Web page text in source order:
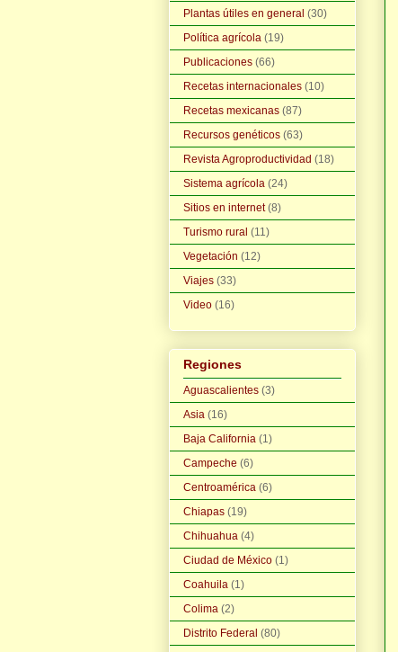
Plantas útiles en general (30)
Política agrícola (19)
Publicaciones (66)
Recetas internacionales (10)
Recetas mexicanas (87)
Recursos genéticos (63)
Revista Agroproductividad (18)
Sistema agrícola (24)
Sitios en internet (8)
Turismo rural (11)
Vegetación (12)
Viajes (33)
Video (16)
Regiones
Aguascalientes (3)
Asia (16)
Baja California (1)
Campeche (6)
Centroamérica (6)
Chiapas (19)
Chihuahua (4)
Ciudad de México (1)
Coahuila (1)
Colima (2)
Distrito Federal (80)